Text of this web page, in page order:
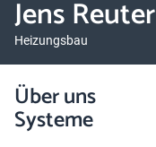
Jens Reuter
Heizungsbau
Über uns
Systeme